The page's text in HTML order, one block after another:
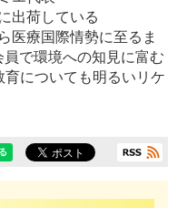
出荷している
医療国際情勢に至るま
で環境への知見に富む
についても明るいリケ